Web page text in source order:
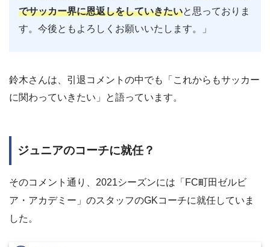
でサッカー界に恩返しをしていきたいと思っておりま
す。今後ともよろしくお願いいたします。」
鈴木さんは、引退コメントの中でも「これからもサッカー
に関わっていきたい」と語っています。
ジュニアのコーチに就任？
そのコメント通り、2021シーズンには「FC町田ゼルビ
ア・アカデミー」のスタッフのGKコーチに就任していま
した。